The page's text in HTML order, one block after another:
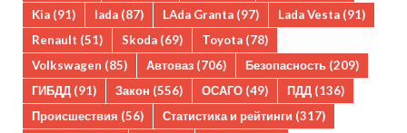
Kia (91) lada (87) LAda Granta (97) Lada Vesta (91)
Renault (51) Skoda (69) Toyota (78)
Volkswagen (85) Автоваз (706) Безопасность (209)
ГИБДД (91) Закон (556) ОСАГО (49) ПДД (136)
Происшествия (56) Статистика и рейтинги (317)